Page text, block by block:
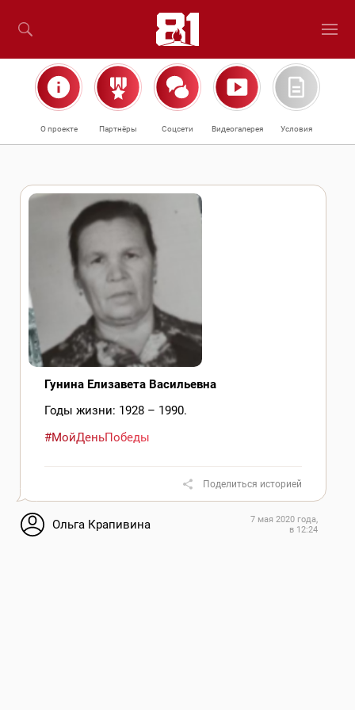
О проекте Партнёры Соцсети Видеогалерея Условия
Гунина Елизавета Васильевна
Годы жизни: 1928 – 1990.
#МойДеньПобеды
Поделиться историей
Ольга Крапивина
7 мая 2020 года,
в 12:24